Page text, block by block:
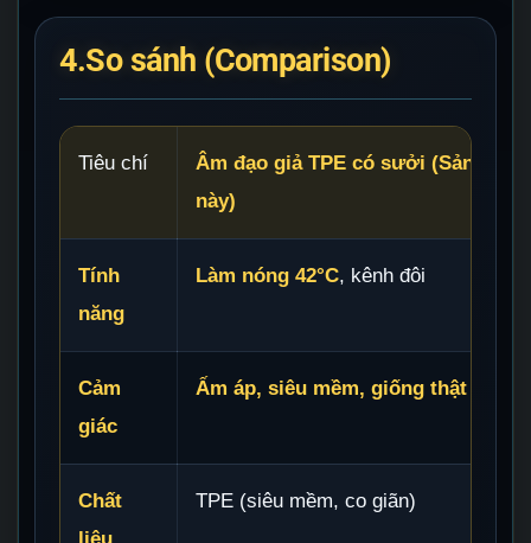
4.So sánh (Comparison)
Tiêu chí
Âm đạo giả TPE có sưởi (Sản
này)
Tính
năng
Làm nóng 42°C, kênh đôi
Cảm
giác
Ấm áp, siêu mềm, giống thật nhất
Chất
liệu
TPE (siêu mềm, co giãn)